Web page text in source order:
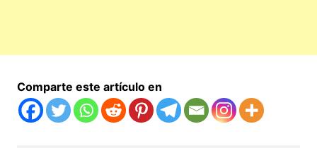
Comparte este artículo en